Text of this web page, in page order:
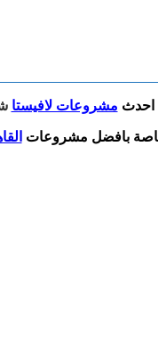
مشروعات لافيستا
بافضل مشروعات